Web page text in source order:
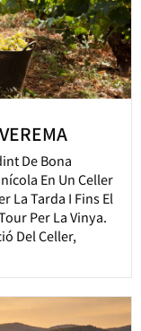
De Bona
En Un Celler
La Tarda I Fins El
Per La Vinya.
Del Celler,